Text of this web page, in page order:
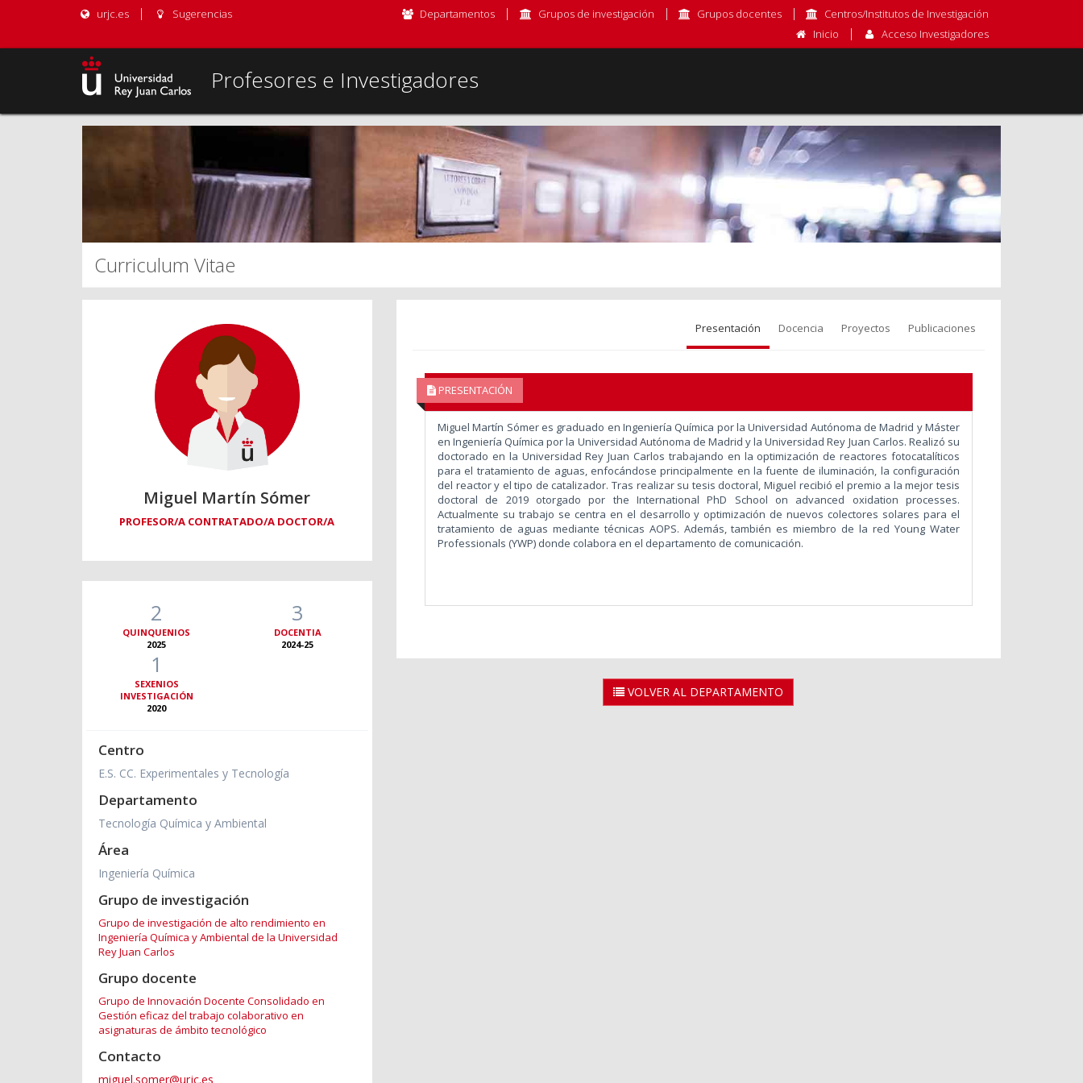
urjc.es Sugerencias Departamentos Grupos de investigación Grupos docentes
Centros/Institutos de Investigación
Inicio
Acceso Investigadores
Profesores e Investigadores
Curriculum Vitae
Miguel Martín Sómer
PROFESOR/A CONTRATADO/A DOCTOR/A
2
QUINQUENIOS
2025
3
DOCENTIA
2024-25
1
SEXENIOS
INVESTIGACIÓN
2020
Centro
E.S. CC. Experimentales y Tecnología
Departamento
Tecnología Química y Ambiental
Área
Ingeniería Química
Grupo de investigación
Grupo de investigación de alto rendimiento en
Ingeniería Química y Ambiental de la Universidad
Rey Juan Carlos
Grupo docente
Grupo de Innovación Docente Consolidado en
Gestión eficaz del trabajo colaborativo en
asignaturas de ámbito tecnológico
Contacto
miguel.somer@urjc.es
Presentación Docencia Proyectos Publicaciones
PRESENTACIÓN
Miguel Martín Sómer es graduado en Ingeniería Química por la Universidad Autónoma de Madrid y Máster
en Ingeniería Química por la Universidad Autónoma de Madrid y la Universidad Rey Juan Carlos. Realizó su
doctorado en la Universidad Rey Juan Carlos trabajando en la optimización de reactores fotocatalíticos
para el tratamiento de aguas, enfocándose principalmente en la fuente de iluminación, la configuración
del reactor y el tipo de catalizador. Tras realizar su tesis doctoral, Miguel recibió el premio a la mejor tesis
doctoral de 2019 otorgado por the International PhD School on advanced oxidation processes.
Actualmente su trabajo se centra en el desarrollo y optimización de nuevos colectores solares para el
tratamiento de aguas mediante técnicas AOPS. Además, también es miembro de la red Young Water
Professionals (YWP) donde colabora en el departamento de comunicación.
VOLVER AL DEPARTAMENTO